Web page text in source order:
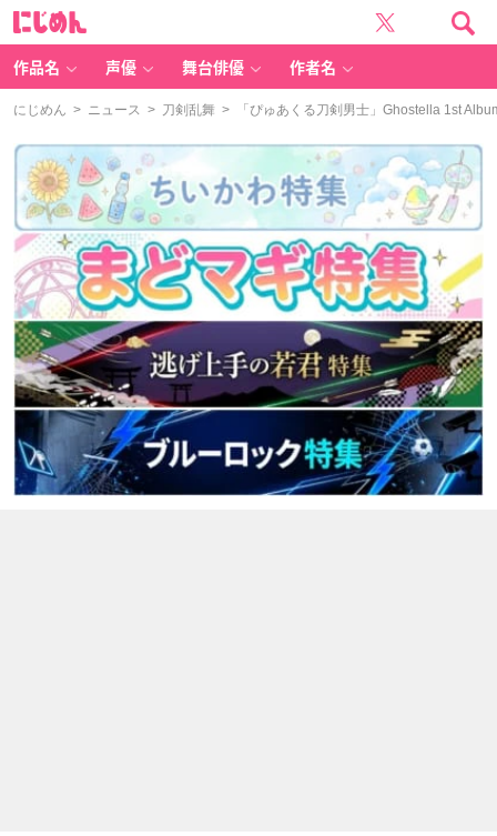
作品名 声優 舞台俳優 作者名
にじめん > ニュース > 刀剣乱舞 > 「ぴゅあくる刀剣男士」Ghostella 1st